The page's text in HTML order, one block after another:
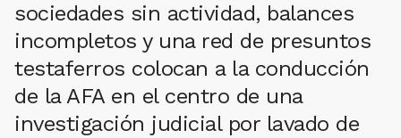
sociedades sin actividad, balances
incompletos y una red de presuntos
testaferros colocan a la conducción
de la AFA en el centro de una
investigación judicial por lavado de